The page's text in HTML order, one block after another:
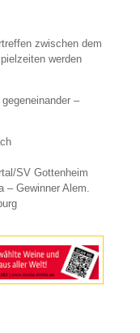
zwischen dem
werden
–
SV Gottenheim
– Gewinner Alem.